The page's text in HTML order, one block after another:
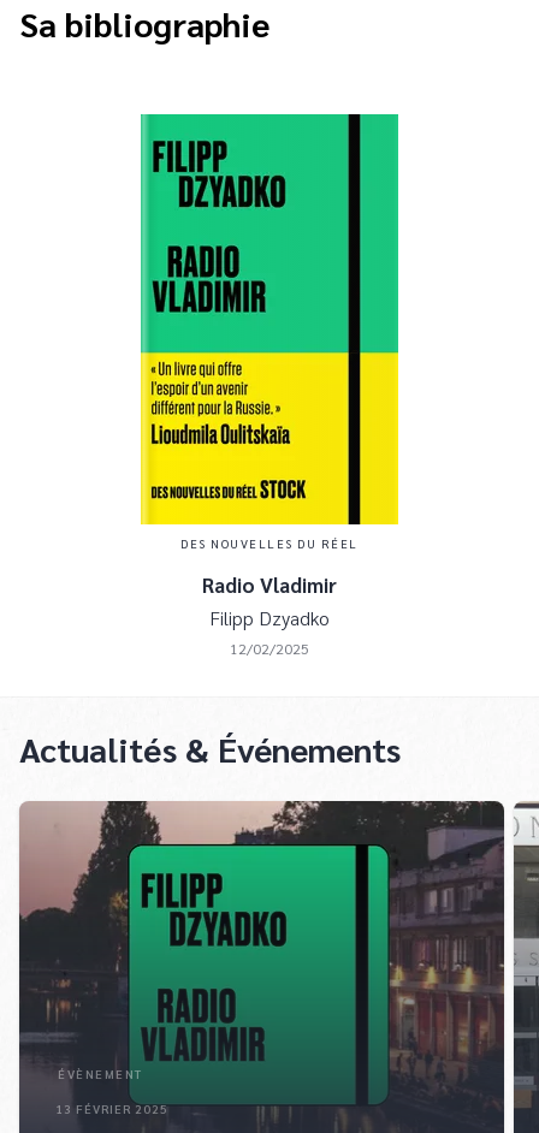
Sa bibliographie
DES NOUVELLES DU RÉEL
Radio Vladimir
Filipp Dzyadko
12/02/2025
Actualités & Événements
ÉVÈNEMENT
13 FÉVRIER 2025